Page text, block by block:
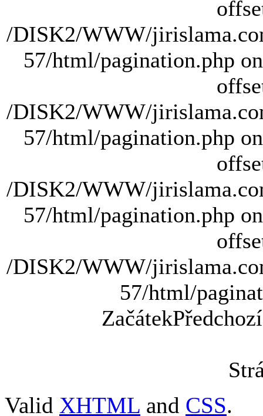
/DISK2/WWW/
57/html/pagination.php
/DISK2/WWW/
57/html/pagination.php
/DISK2/WWW/
57/html/pagination.php
/DISK2/WWW/
57/html/
ZačátekPředchozí
Valid XHTML and CSS.